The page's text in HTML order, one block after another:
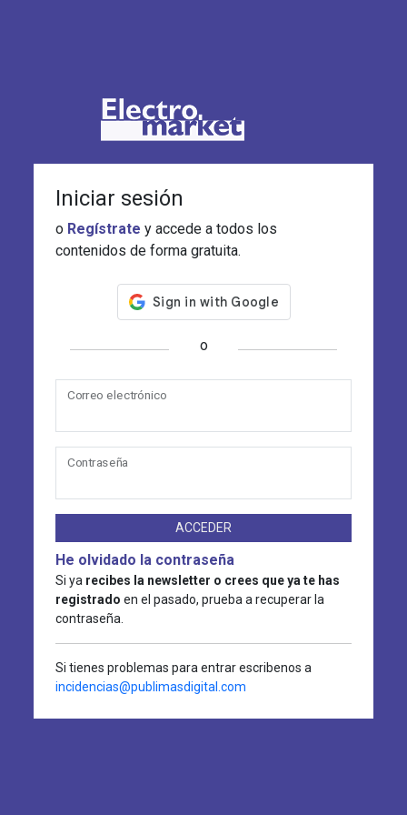
Iniciar sesión
o Regístrate y accede a todos los
contenidos de forma gratuita.
o
Correo electrónico
Contraseña
ACCEDER
He olvidado la contraseña
Si ya recibes la newsletter o crees que ya te has
registrado en el pasado, prueba a recuperar la
contraseña.
Si tienes problemas para entrar escribenos a
incidencias@publimasdigital.com